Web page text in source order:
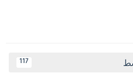
117